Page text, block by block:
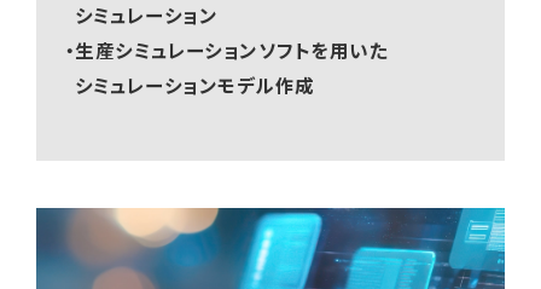
シミュレーション
・生産シミュレーションソフトを用いた
シミュレーションモデル作成